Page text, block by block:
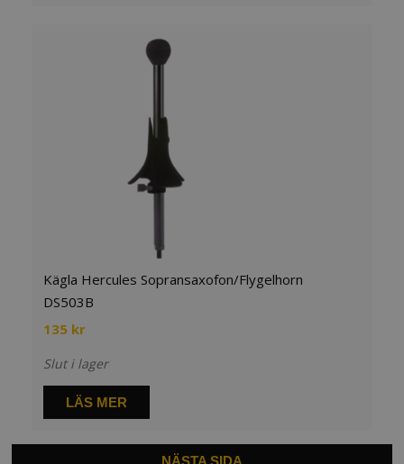
Kägla Hercules Sopransaxofon/Flygelhorn
DS503B
135 kr
Slut i lager
LÄS MER
NÄSTA SIDA